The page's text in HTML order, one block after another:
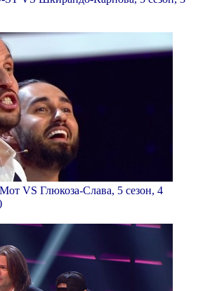
VS Глюкоза-Слава, 5 сезон, 4